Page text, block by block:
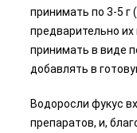
принимать по 3-5 г
предварительно
принимать в виде
добавлять в
Водоросли фукус
препаратов, и,